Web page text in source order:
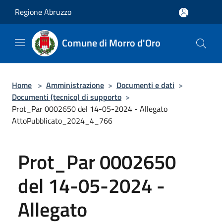
Regione Abruzzo
Comune di Morro d'Oro
Home > Amministrazione > Documenti e dati >
Documenti (tecnico) di supporto >
Prot_Par 0002650 del 14-05-2024 - Allegato
AttoPubblicato_2024_4_766
Prot_Par 0002650
del 14-05-2024 -
Allegato